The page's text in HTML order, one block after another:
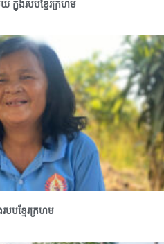
នុងរបបខ្មែរក្រហម
របបខ្មែរក្រហម